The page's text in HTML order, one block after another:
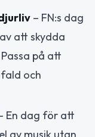
– FN:s dag
att skydda
på att
och
En dag för att